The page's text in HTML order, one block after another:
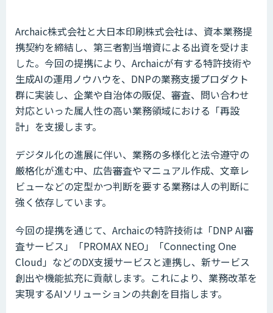
Archaic株式会社と大日本印刷株式会社は、資本業務提
携契約を締結し、第三者割当増資による出資を受けま
した。今回の提携により、Archaicが有する特許技術や
生成AIの運用ノウハウを、DNPの業務支援プロダクト
群に実装し、企業や自治体の販促、審査、問い合わせ
対応といった属人性の高い業務領域における「再設
計」を支援します。
デジタル化の進展に伴い、業務の多様化と法令遵守の
厳格化が進む中、広告審査やマニュアル作成、文章レ
ビューなどの定型かつ判断を要する業務は人の判断に
強く依存しています。
今回の提携を通じて、Archaicの特許技術は「DNP AI審
査サービス」「PROMAX NEO」「Connecting One
Cloud」などのDX支援サービスと連携し、新サービス
創出や機能拡充に貢献します。これにより、業務改革を
実現するAIソリューションの共創を目指します。